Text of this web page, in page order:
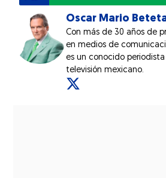
Oscar Mario
Con más de 30 años de
en medios de
es un conocido
televisión mexicano.